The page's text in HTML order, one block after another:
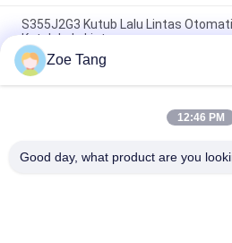
S355J2G3 Kutub Lalu Lintas
Kutub Lalu Lintas
Lalu Lintas Industri Bubuk Berlapis
dengan Single Arm
Cuaca Resistance Oktagonal Traffic
Zoe Tang
12:46 PM
Good day, what product are you